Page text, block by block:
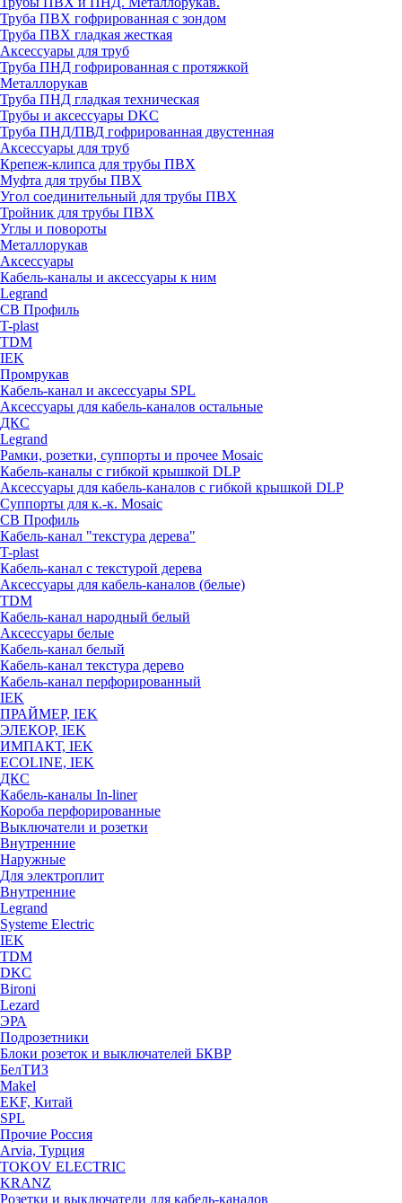
Труба ПВХ гофрированная с зондом
Труба ПВХ гладкая жесткая
Аксессуары для труб
Труба ПНД гофрированная с протяжкой
Металлорукав
Труба ПНД гладкая техническая
Трубы и аксессуары DKC
Труба ПНД/ПВД гофрированная двустенная
Аксессуары для труб
Крепеж-клипса для трубы ПВХ
Муфта для трубы ПВХ
Угол соединительный для трубы ПВХ
Тройник для трубы ПВХ
Углы и повороты
Металлорукав
Аксессуары
Кабель-каналы и аксессуары к ним
Legrand
СВ Профиль
T-plast
TDM
IEK
Промрукав
Кабель-канал и аксессуары SPL
Аксессуары для кабель-каналов остальные
ДКС
Legrand
Рамки, розетки, суппорты и прочее Mosaic
Кабель-каналы с гибкой крышкой DLP
Аксессуары для кабель-каналов с гибкой крышкой DLP
Суппорты для к.-к. Mosaic
СВ Профиль
Кабель-канал "текстура дерева"
T-plast
Кабель-канал с текстурой дерева
Аксессуары для кабель-каналов (белые)
TDM
Кабель-канал народный белый
Аксессуары белые
Кабель-канал белый
Кабель-канал текстура дерево
Кабель-канал перфорированный
IEK
ПРАЙМЕР, IEK
ЭЛЕКОР, IEK
ИМПАКТ, IEK
ECOLINE, IEK
ДКС
Кабель-каналы In-liner
Короба перфорированные
Выключатели и розетки
Внутренние
Наружные
Для электроплит
Внутренние
Legrand
Systeme Electric
IEK
TDM
DKC
Bironi
Lezard
ЭРА
Подрозетники
Блоки розеток и выключателей БКВР
БелТИЗ
Makel
EKF, Китай
SPL
Прочие Россия
Arvia, Турция
TOKOV ELECTRIC
KRANZ
Розетки и выключатели для кабель-каналов